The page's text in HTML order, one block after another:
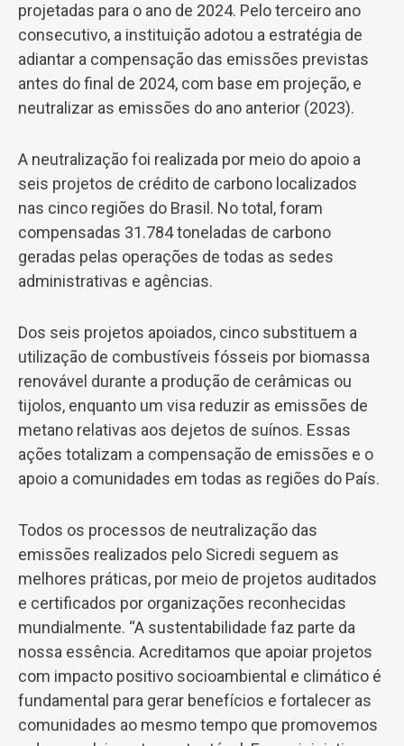
projetadas para o ano de 2024. Pelo terceiro ano
consecutivo, a instituição adotou a estratégia de
adiantar a compensação das emissões previstas
antes do final de 2024, com base em projeção, e
neutralizar as emissões do ano anterior (2023).
A neutralização foi realizada por meio do apoio a
seis projetos de crédito de carbono localizados
nas cinco regiões do Brasil. No total, foram
compensadas 31.784 toneladas de carbono
geradas pelas operações de todas as sedes
administrativas e agências.
Dos seis projetos apoiados, cinco substituem a
utilização de combustíveis fósseis por biomassa
renovável durante a produção de cerâmicas ou
tijolos, enquanto um visa reduzir as emissões de
metano relativas aos dejetos de suínos. Essas
ações totalizam a compensação de emissões e o
apoio a comunidades em todas as regiões do País.
Todos os processos de neutralização das
emissões realizados pelo Sicredi seguem as
melhores práticas, por meio de projetos auditados
e certificados por organizações reconhecidas
mundialmente. “A sustentabilidade faz parte da
nossa essência. Acreditamos que apoiar projetos
com impacto positivo socioambiental e climático é
fundamental para gerar benefícios e fortalecer as
comunidades ao mesmo tempo que promovemos